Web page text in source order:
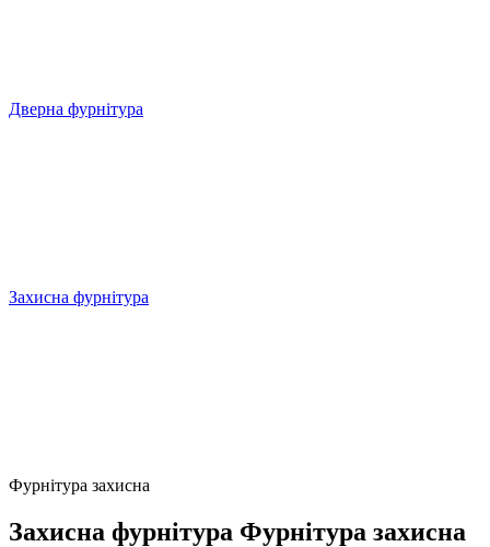
Дверна фурнітура
Захисна фурнітура
Фурнітура захисна
Захисна фурнітура Фурнітура захисна